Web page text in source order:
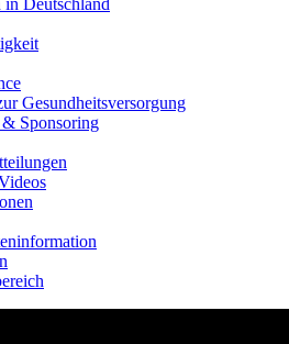
in Deutschland
Gesundheitsversorgung
& Sponsoring